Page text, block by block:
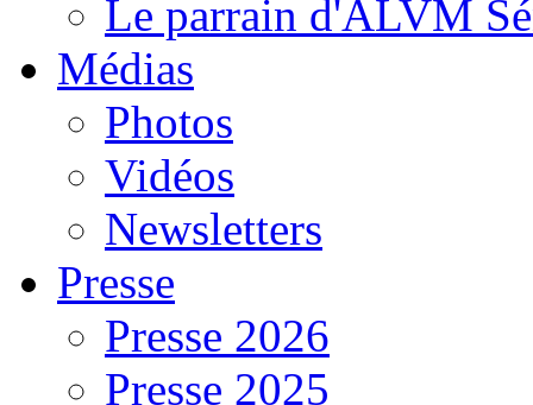
Le parrain d'ALVM
Médias
Photos
Vidéos
Newsletters
Presse
Presse 2026
Presse 2025